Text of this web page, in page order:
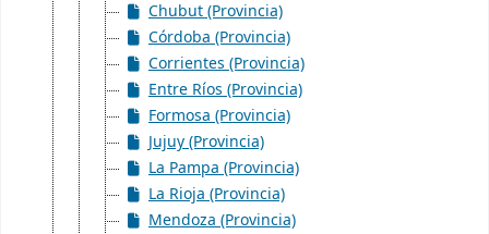
Chubut (Provincia)
Córdoba (Provincia)
Corrientes (Provincia)
Entre Ríos (Provincia)
Formosa (Provincia)
Jujuy (Provincia)
La Pampa (Provincia)
La Rioja (Provincia)
Mendoza (Provincia)